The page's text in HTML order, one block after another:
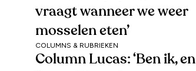
vraagt wanneer we weer
mosselen eten’
COLUMNS & RUBRIEKEN
Column Lucas: ‘Ben ik, en